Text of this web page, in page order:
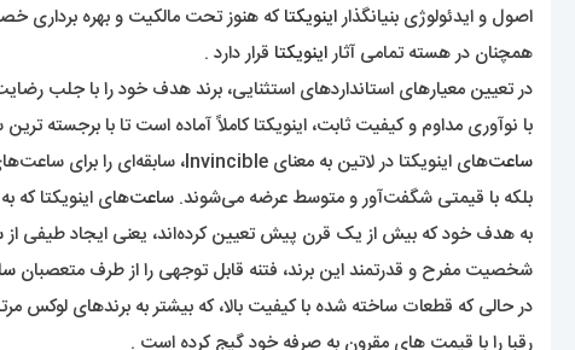
اصول و ایدئولوژی بنیانگذاراینویکتاکه هنوز تحت مالکیت و بهره برداری
همچنان در هسته تمامی آثاراینویکتا قرار دارد .
در تعیین معیارهای استانداردهای استثنایی، برند هدف خود را با جلب
با نوآوری مداوم و کیفیت ثابت، اینویکتا کاملاً آماده است تا با برجسته ترین سبک ها و سلیقه ها با بیش از 30
ساعت‌های اینویکتا در لاتین به معنای Invincible، سابقه‌ای را برای ساعت‌های ماهرانه‌ای ایجاد کرده‌اند که نه تنها با دقت ساخته شده‌اند،
بلکه با قیمتی شگفت‌آور و متوسط ​​عرضه می‌شوند. ساعت‌های اینویکتا که
به هدف خود که بیش از یک قرن پیش تعیین کرده‌اند، یعنی ایجاد طیفی از
شخصیت مفرح و قدرتمند این برند، فتنه قابل توجهی را از طرف متعصبان
در حالی که قطعات ساخته شده با کیفیت بالا، که بیشتر به برندهای لوکس
رقبا را با قیمت های مقرون به صرفه خود گیج کرده است .